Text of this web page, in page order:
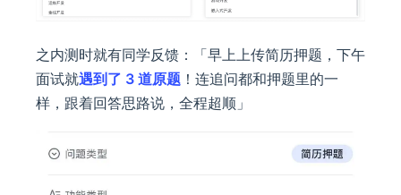
之内测时就有同学反馈：「早上上传简历押题，下午
面试就遇到了 3 道原题 ！连追问都和押题里的一
样，跟着回答思路说，全程超顺」